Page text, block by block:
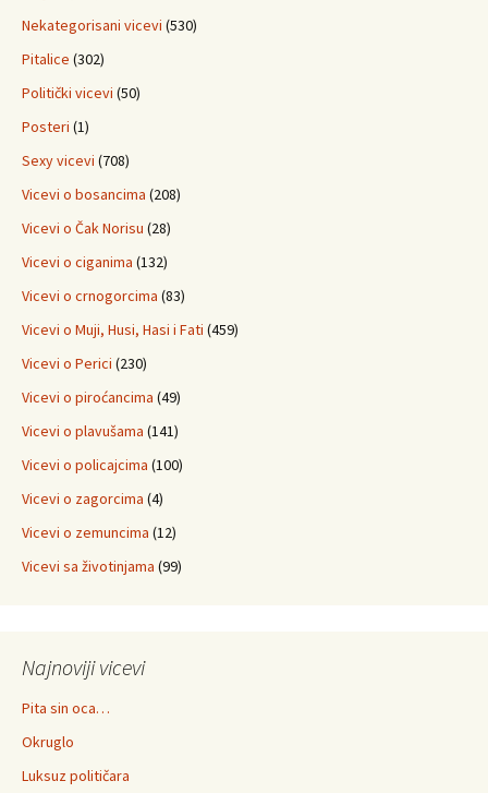
Nekategorisani vicevi (530)
Pitalice (302)
Politički vicevi (50)
Posteri (1)
Sexy vicevi (708)
Vicevi o bosancima (208)
Vicevi o Čak Norisu (28)
Vicevi o ciganima (132)
Vicevi o crnogorcima (83)
Vicevi o Muji, Husi, Hasi i Fati (459)
Vicevi o Perici (230)
Vicevi o piroćancima (49)
Vicevi o plavušama (141)
Vicevi o policajcima (100)
Vicevi o zagorcima (4)
Vicevi o zemuncima (12)
Vicevi sa životinjama (99)
Najnoviji vicevi
Pita sin oca…
Okruglo
Luksuz političara